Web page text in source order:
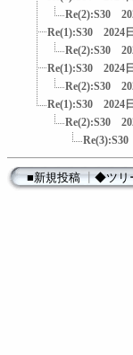
Re(2):S30
Re(1):S30 2024
Re(2):S30
Re(1):S30 2024
Re(2):S30
Re(1):S30 2024
Re(2):S30
■新規投稿┃◆ツリ